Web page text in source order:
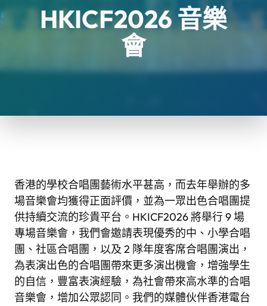
HKICF2026 音樂
會
香港的學校合唱團藝術水平甚高，而去年舉辦的多
場音樂會均獲得正面評價，並為一眾出色合唱團提
供持續交流的珍貴平台。HKICF2026 將舉行 9 場
專場音樂會，我們會邀請表現優秀的中、小學合唱
團、社區合唱團，以及 2 隊年度客席合唱團演出，
為表演出色的合唱團帶來更多演出機會，增強學生
的自信，豐富表演經驗，為社會帶來高水準的合唱
音樂會，增加公眾認同。我們的媒體伙伴香港電台